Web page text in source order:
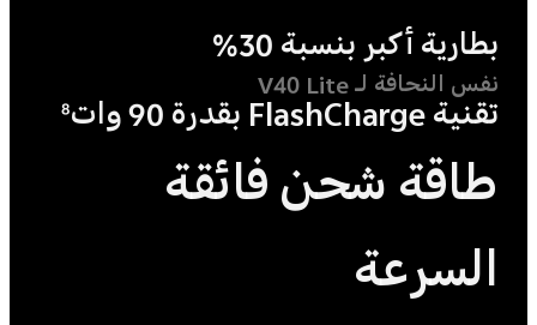
بطارية أكبر بنسبة 30%
نفس النحافة لـ V40 Lite
تقنية FlashCharge بقدرة 90 وات 8
طاقة شحن فائقة
السرعة